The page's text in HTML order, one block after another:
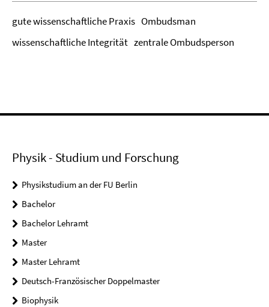
gute wissenschaftliche Praxis Ombudsman
wissenschaftliche Integrität zentrale Ombudsperson
Physik - Studium und Forschung
Physikstudium an der FU Berlin
Bachelor
Bachelor Lehramt
Master
Master Lehramt
Deutsch-Französischer Doppelmaster
Biophysik